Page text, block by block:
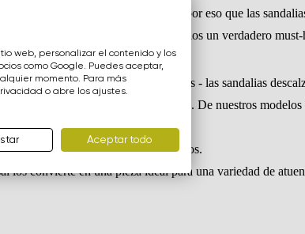
Selecciona un
entre estilo y comodidad. Es por eso que las
de calidad hacen de estos modelos un verdadero must-
tonos pastel y los acentos metálicos - las sandalias
vaqueros y pantalones elegantes. De nuestros
incluso en los días más calurosos.
los convierte en una pieza ideal para una variedad de
web, personalizar el contenido y los
como Google. Puedes aceptar,
momento. Para más
o abre los ajustes.
Aceptar todo